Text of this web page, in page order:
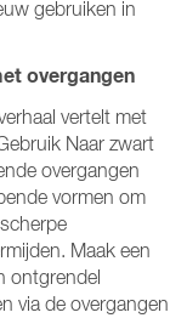
gebruiken in
overgangen
vertelt met
Naar zwart
overgangen
vormen om
Maak een
ontgrendel
via de overgangen